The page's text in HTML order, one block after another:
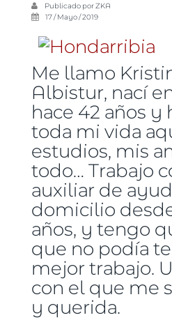
Publicado porZKA
17 / Mayo / 2019
Me llamo
Albistur, nací
hace 42 años y
toda mi vida
estudios, mis
todo… Trabajo
auxiliar de
domicilio
años, y tengo
que no podía
mejor trabajo.
con el que me
y querida.